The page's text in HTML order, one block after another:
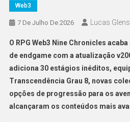
Web3
7 De Julho De 2026 Lucas
O RPG Web3 Nine Chronicles
de endgame com a atualização
adiciona 30 estágios inéditos,
Transcendência Grau 8, novas
opções de progressão para os
alcançaram os conteúdos mais